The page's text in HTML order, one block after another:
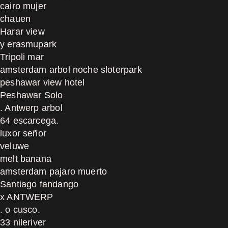
cairo mujer
chauen
Harar view
y erasmupark
Tripoli mar
amsterdam arbol noche sloterpark
peshawar view hotel
Peshawar Solo
. Antwerp arbol
64 escarcega.
luxor señor
veluwe
melt banana
amsterdam pajaro muerto
Santiago fandango
x ANTWERP
. o cusco.
33 nileriver